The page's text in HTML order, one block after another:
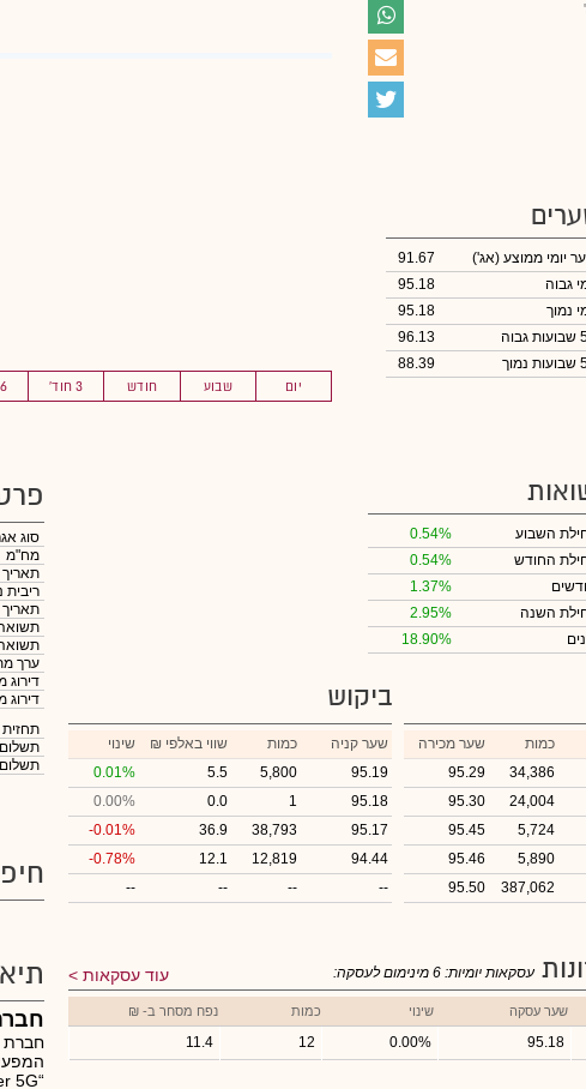
יום שבוע חודש 3 חוד' 6 חוד'
יומי ממוצע (אג')
91.67
גבוה
95.18
נמוך
95.18
96.13
88.39
השבוע
0.54%
החודש
0.54%
1.37%
השנה
2.95%
18.90%
כמות
שער מכירה
34,386
95.29
24,004
95.30
5,724
95.45
5,890
95.46
387,062
95.50
ביקוש
שער קניה כמות ₪ שווי באלפי
שינוי
95.19
5,800
5.5
0.01%
95.18
1
0.0
0.00%
95.17
38,793
36.9
-0.01%
94.44
12,819
12.1
-0.78%
--
--
--
--
עוד עסקאות עסקאות יומיות: 6 מינימום לעסקה:
שער עסקה שינוי כמות נפח מסחר ב- ₪
95.18
0.00%
12
11.4
סוג
מח"מ
תאריך
ריבית
תאריך
ערך
דירוג
דירוג
תשלום
תשלום
חברת